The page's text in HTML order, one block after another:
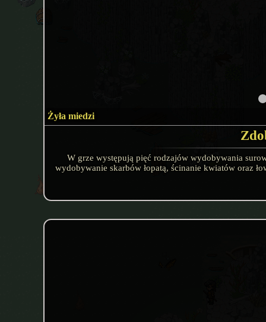
Żyła miedzi
W grze występują pięć rodzajów wydobywania
wydobywanie skarbów łopatą, ścinanie kwiatów oraz